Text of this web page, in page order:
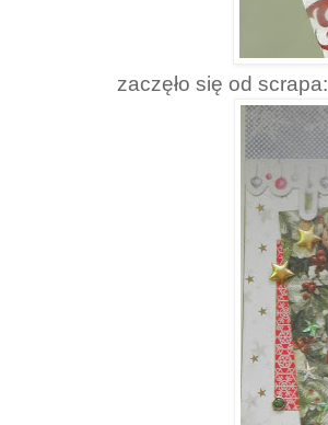
zaczęło się od scrapa: